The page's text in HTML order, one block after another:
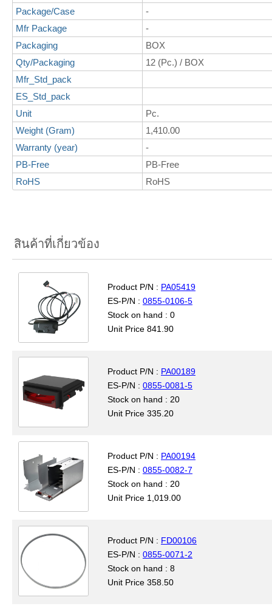
Package/Case
-
Mfr Package
-
Packaging
BOX
Qty/Packaging
12 (Pc.) / BOX
Mfr_Std_pack
ES_Std_pack
Unit
Pc.
Weight (Gram)
1,410.00
Warranty (year)
-
PB-Free
PB-Free
RoHS
RoHS
สินค้าที่เกี่ยวข้อง
Product P/N : PA05419
ES-P/N : 0855-0106-5
Stock on hand : 0
Unit Price 841.90
Product P/N : PA00189
ES-P/N : 0855-0081-5
Stock on hand : 20
Unit Price 335.20
Product P/N : PA00194
ES-P/N : 0855-0082-7
Stock on hand : 20
Unit Price 1,019.00
Product P/N : FD00106
ES-P/N : 0855-0071-2
Stock on hand : 8
Unit Price 358.50